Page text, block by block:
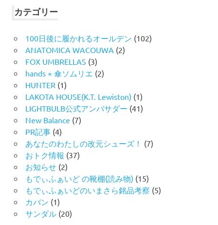
カテゴリー
100日後に履かれるオールデン (102)
ANATOMICA WACOUWA (2)
FOX UMBRELLAS (3)
hands × 傘ソムリエ (2)
HUNTER (1)
LAKOTA HOUSE(K.T. Lewiston) (1)
LIGHTBULB公式アンバサダー (41)
New Balance (7)
PR記事(4)
あなたのわたしの改元シューズ！ (7)
おトク情報 (37)
お知らせ(2)
もでぃふぁいど の靴棚(読み物) (15)
もでぃふぁいどのいまさら銘品考察 (5)
カバン (1)
サンダル(20)